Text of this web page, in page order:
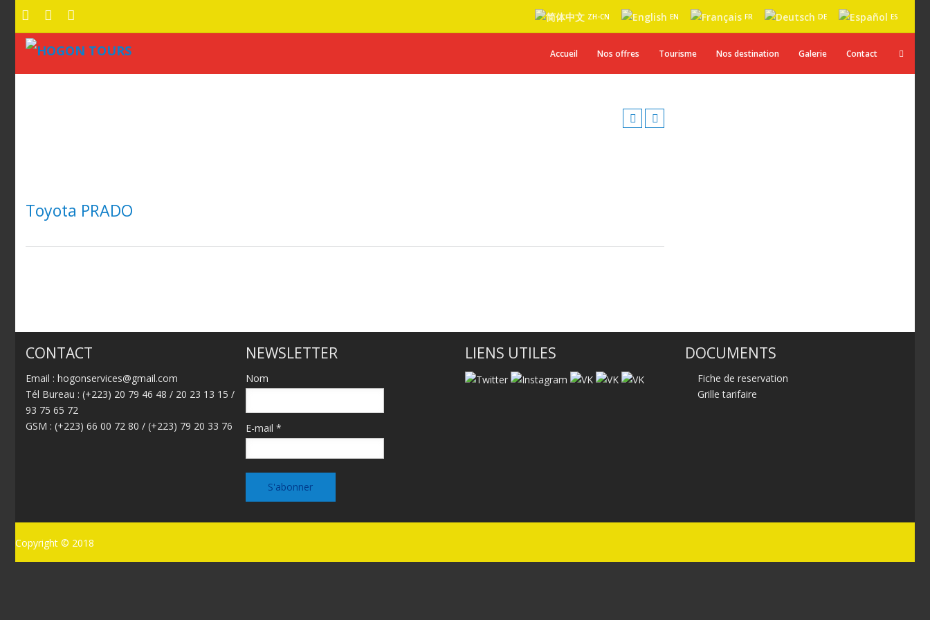
ZH-CN EN FR DE ES
Accueil Nos offres Tourisme Nos destination Galerie Contact
Toyota PRADO
CONTACT
Email : hogonservices@gmail.com
Tél Bureau : (+223) 20 79 46 48 / 20 23 13 15 /
93 75 65 72
GSM : (+223) 66 00 72 80 / (+223) 79 20 33 76
NEWSLETTER
Nom
E-mail *
LIENS UTILES DOCUMENTS
Fiche de reservation
Grille tarifaire
Copyright © 2018